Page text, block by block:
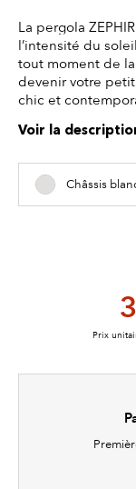
La pergola
l’intensité du
tout moment de
devenir votre
chic et
Voir la
Châssis
Prix